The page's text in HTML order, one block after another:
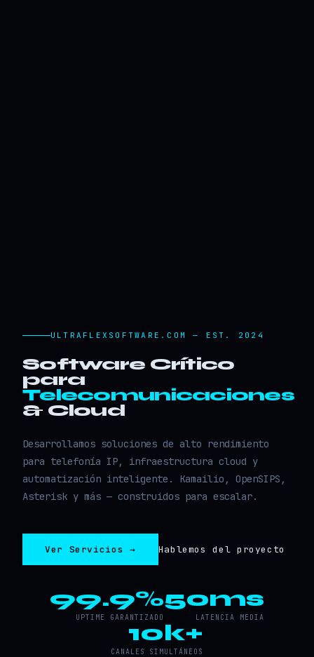
ULTRAFLEXSOFTWARE.COM — EST. 2024
Software Crítico
para
Telecomunicaciones
& Cloud
Desarrollamos soluciones de alto rendimiento
para telefonía IP, infraestructura cloud y
automatización inteligente. Kamailio, OpenSIPS,
Asterisk y más — construidos para escalar.
Ver Servicios → Hablemos del proyecto
99.9%
UPTIME GARANTIZADO
50ms
LATENCIA MEDIA
10k+
CANALES SIMULTÁNEOS